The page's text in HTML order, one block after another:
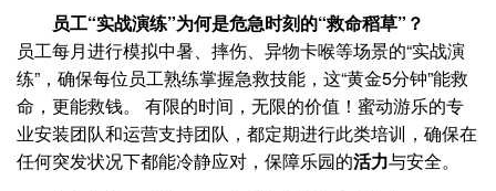
员工“实战演练”为何是危急时刻的“救命稻草”？
员工每月进行模拟中暑、摔伤、异物卡喉等场景的“实战演
练”，确保每位员工熟练掌握急救技能，这“黄金5分钟”能救
命，更能救钱。 有限的时间，无限的价值！蜜动游乐的专
业安装团队和运营支持团队，都定期进行此类培训，确保在
任何突发状况下都能冷静应对，保障乐园的活力与安全。